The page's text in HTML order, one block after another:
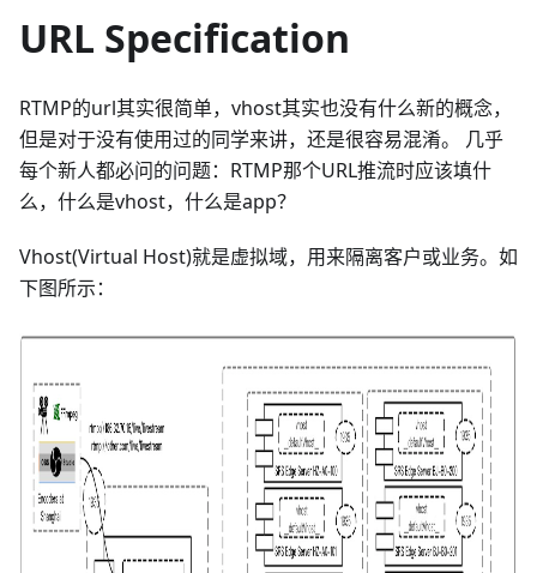
URL Specification
RTMP的url其实很简单，vhost其实也没有什么新的概念，
但是对于没有使用过的同学来讲，还是很容易混淆。 几乎
每个新人都必问的问题：RTMP那个URL推流时应该填什
么，什么是vhost，什么是app？
Vhost(Virtual Host)就是虚拟域，用来隔离客户或业务。如
下图所示：